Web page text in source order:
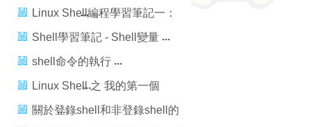
Linux Shell編程學習筆記一：
shell簡介
Shell學習筆記 - Shell變量
shell命令的執行
Linux Shell 之 我的第一個
Shell程序
關於登錄shell和非登錄shell的